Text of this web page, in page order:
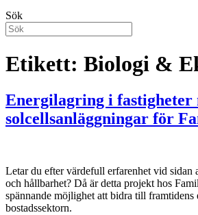
Sök
Etikett: Biologi &
Energilagring i fastigheter
solcellsanläggningar för
Letar du efter värdefull erfarenhet vid sidan
och hållbarhet? Då är detta projekt hos
spännande möjlighet att bidra till framtidens
bostadssektorn.